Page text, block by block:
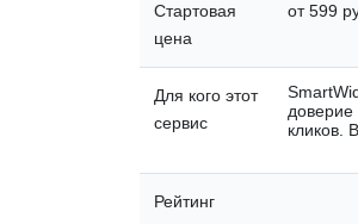
Стартовая
цена
от 599
Для кого этот
сервис
доверие
кликов.
Рейтинг